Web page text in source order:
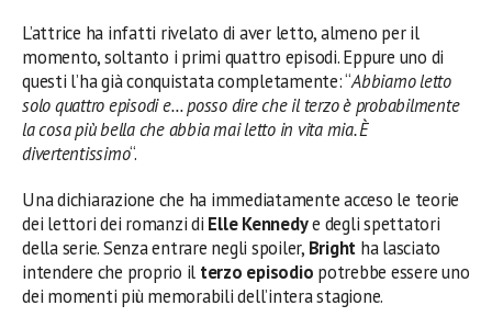
L’attrice ha infatti rivelato di aver letto, almeno per il
momento, soltanto i primi quattro episodi. Eppure uno di
questi l’ha già conquistata completamente: “Abbiamo letto
solo quattro episodi e… posso dire che il terzo è probabilmente
la cosa più bella che abbia mai letto in vita mia. È
divertentissimo“.
Una dichiarazione che ha immediatamente acceso le teorie
dei lettori dei romanzi di Elle Kennedye degli spettatori
della serie. Senza entrare negli spoiler, Bright ha lasciato
intendere che proprio il terzo episodio potrebbe essere uno
dei momenti più memorabili dell’intera stagione.